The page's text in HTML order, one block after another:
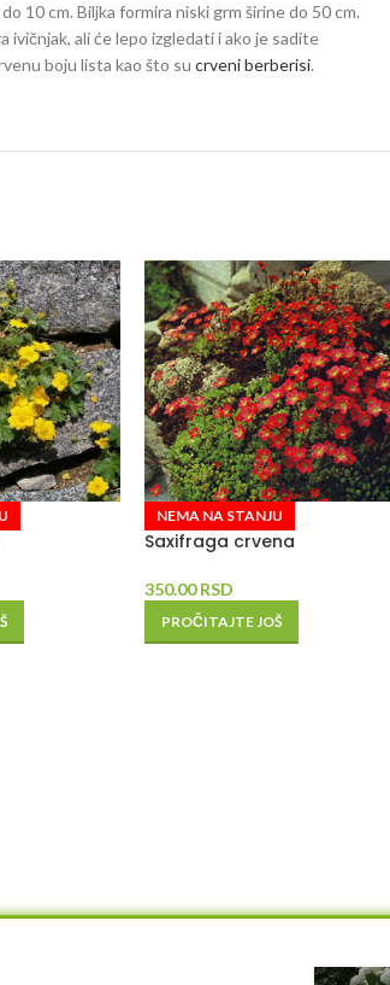
10 cm. Biljka formira niski grm širine do 50 cm.
ivičnjak, ali će lepo izgledati i ako je sadite
boju lista kao što su crveni berberisi.
NEMA NA STANJU
Saxifraga crvena
350.00RSD
PROČITAJTE JOŠ